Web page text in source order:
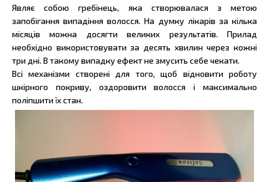
Являє собою гребінець, яка створювалася з метою
запобігання випадіння волосся. На думку лікарів за кілька
місяців можна досягти великих результатів. Прилад
необхідно використовувати за десять хвилин через кожні
три дні. В такому випадку ефект не змусить себе чекати.
Всі механізми створені для того, щоб відновити роботу
шкірного покриву, оздоровити волосся і максимально
поліпшити їх стан.